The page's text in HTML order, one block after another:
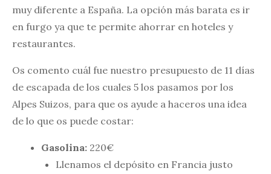
muy diferente a España. La opción más barata es ir
en furgo ya que te permite ahorrar en hoteles y
restaurantes.
Os comento cuál fue nuestro presupuesto de 11 días
de escapada de los cuales 5 los pasamos por los
Alpes Suizos, para que os ayude a haceros una idea
de lo que os puede costar:
Gasolina: 220€
Llenamos el depósito en Francia justo